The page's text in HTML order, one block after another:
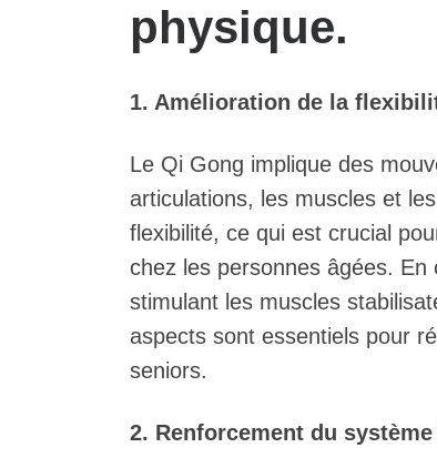
physique.
1. Amélioration de la
Le Qi Gong implique des
articulations, les muscles et
flexibilité, ce qui est crucial
chez les personnes âgées. En
stimulant les muscles
aspects sont essentiels pour
seniors.
2. Renforcement du